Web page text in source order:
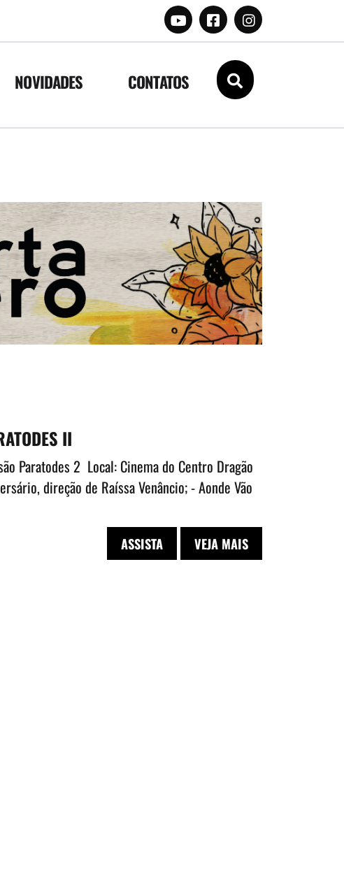
NOVIDADES CONTATOS
II
Paratodes 2 Local: Cinema do Centro Dragão
direção de Raíssa Venâncio; - Aonde Vão
ASSISTA VEJA MAIS